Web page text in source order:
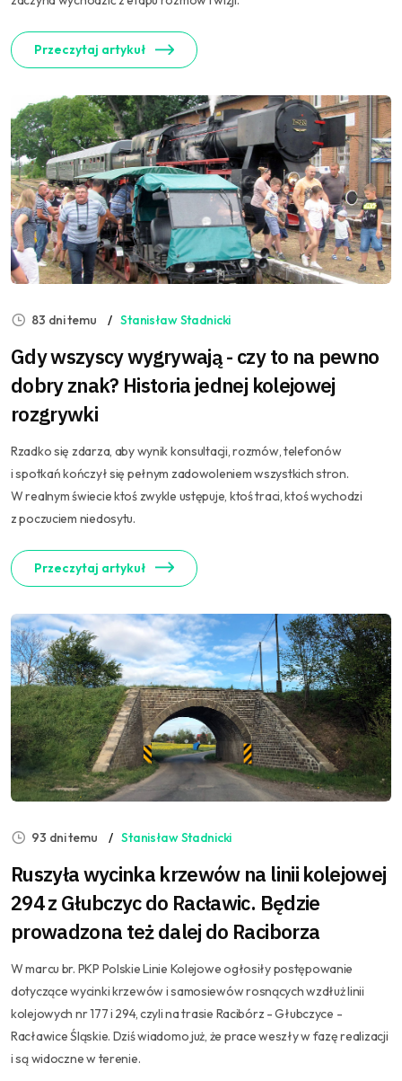
Przeczytaj artykuł
83 dni temu Stanisław Stadnicki
Gdy wszyscy wygrywają - czy to na pewno
dobry znak? Historia jednej kolejowej
rozgrywki
Rzadko się zdarza, aby wynik konsultacji, rozmów, telefonów
i spotkań kończył się pełnym zadowoleniem wszystkich stron.
W realnym świecie ktoś zwykle ustępuje, ktoś traci, ktoś wychodzi
z poczuciem niedosytu.
Przeczytaj artykuł
93 dni temu Stanisław Stadnicki
Ruszyła wycinka krzewów na linii kolejowej
294 z Głubczyc do Racławic. Będzie
prowadzona też dalej do Raciborza
W marcu br. PKP Polskie Linie Kolejowe ogłosiły postępowanie
dotyczące wycinki krzewów i samosiewów rosnących wzdłuż linii
kolejowych nr 177 i 294, czyli na trasie Racibórz - Głubczyce -
Racławice Śląskie. Dziś wiadomo już, że prace weszły w fazę realizacji
i są widoczne w terenie.